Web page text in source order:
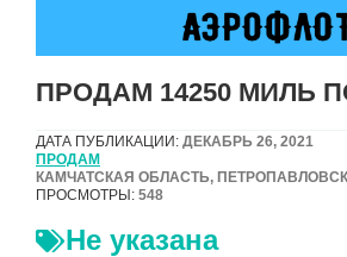
ПРОДАМ 14250 МИЛЬ
ДАТА ПУБЛИКАЦИИ: ДЕКАБРЬ 26, 2021
ПРОДАМ
КАМЧАТСКАЯ ОБЛАСТЬ,
ПРОСМОТРЫ: 548
Не указана